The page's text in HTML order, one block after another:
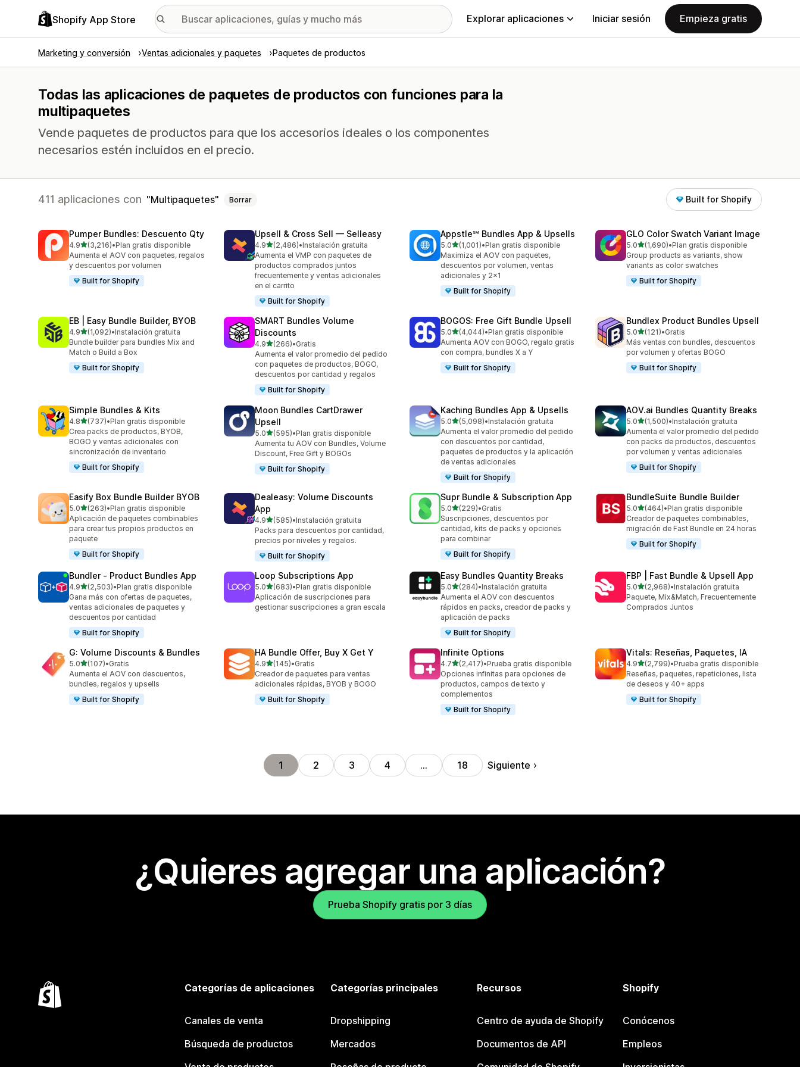
Shopify App Store Explorar aplicaciones Iniciar sesión Empieza gratis
Marketing y conversión Ventas adicionales y paquetes Paquetes de productos
Todas las aplicaciones de paquetes de productos con funciones para la
multipaquetes
Vende paquetes de productos para que los accesorios ideales o los componentes
necesarios estén incluidos en el precio.
411 aplicaciones con Multipaquetes Borrar Built for Shopify
Pumper Bundles: Descuento Qty
4.9de 5 estrellas
(3,216)
3216 reseñas en total
•Plan gratis disponible
Aumenta el AOV con paquetes, regalos
y descuentos por volumen
Built for Shopify
Upsell & Cross Sell — Selleasy
4.9de 5 estrellas
(2,486)
2486 reseñas en total
•Instalación gratuita
Aumenta el VMP con paquetes de
productos comprados juntos
frecuentemente y ventas adicionales
en el carrito
Built for Shopify
Appstle℠ Bundles App & Upsells
5.0de 5 estrellas
(1,001)
1001 reseñas en total
•Plan gratis disponible
Maximiza el AOV con paquetes,
descuentos por volumen, ventas
adicionales y 2x1
Built for Shopify
GLO Color Swatch Variant Image
5.0de 5 estrellas
(1,690)
1690 reseñas en total
•Plan gratis disponible
Group products as variants, show
variants as color swatches
Built for Shopify
EB | Easy Bundle Builder, BYOB
4.9de 5 estrellas
(1,092)
1092 reseñas en total
•Instalación gratuita
Bundle builder para bundles Mix and
Match o Build a Box
Built for Shopify
SMART Bundles Volume
Discounts
4.9de 5 estrellas
(266)
266 reseñas en total
•Gratis
Aumenta el valor promedio del pedido
con paquetes de productos, BOGO,
descuentos por cantidad y regalos
Built for Shopify
BOGOS: Free Gift Bundle Upsell
5.0de 5 estrellas
(4,044)
4044 reseñas en total
•Plan gratis disponible
Aumenta AOV con BOGO, regalo gratis
con compra, bundles X a Y
Built for Shopify
Bundlex Product Bundles Upsell
5.0de 5 estrellas
(121)
121 reseñas en total
•Gratis
Más ventas con bundles, descuentos
por volumen y ofertas BOGO
Built for Shopify
Simple Bundles & Kits
4.8de 5 estrellas
(737)
737 reseñas en total
•Plan gratis disponible
Crea packs de productos, BYOB,
BOGO y ventas adicionales con
sincronización de inventario
Built for Shopify
Moon Bundles CartDrawer
Upsell
5.0de 5 estrellas
(595)
595 reseñas en total
•Plan gratis disponible
Aumenta tu AOV con Bundles, Volume
Discount, Free Gift y BOGOs
Built for Shopify
Kaching Bundles App & Upsells
5.0de 5 estrellas
(5,098)
5098 reseñas en total
•Instalación gratuita
Aumenta el valor promedio del pedido
con descuentos por cantidad,
paquetes de productos y la aplicación
de ventas adicionales
Built for Shopify
AOV.ai Bundles Quantity Breaks
5.0de 5 estrellas
(1,500)
1500 reseñas en total
•Instalación gratuita
Aumenta el valor promedio del pedido
con packs de productos, descuentos
por volumen y ventas adicionales
Built for Shopify
Easify Box Bundle Builder BYOB
5.0de 5 estrellas
(263)
263 reseñas en total
•Plan gratis disponible
Aplicación de paquetes combinables
para crear tus propios productos en
paquete
Built for Shopify
Dealeasy: Volume Discounts
App
4.9de 5 estrellas
(585)
585 reseñas en total
•Instalación gratuita
Packs para descuentos por cantidad,
precios por niveles y regalos.
Built for Shopify
Supr Bundle & Subscription App
5.0de 5 estrellas
(229)
229 reseñas en total
•Gratis
Suscripciones, descuentos por
cantidad, kits de packs y opciones
para combinar
Built for Shopify
BundleSuite Bundle Builder
5.0de 5 estrellas
(464)
464 reseñas en total
•Plan gratis disponible
Creador de paquetes combinables,
migración de Fast Bundle en 24 horas
Built for Shopify
Bundler ‑ Product Bundles App
4.9de 5 estrellas
(2,503)
2503 reseñas en total
•Plan gratis disponible
Gana más con ofertas de paquetes,
ventas adicionales de paquetes y
descuentos por cantidad
Built for Shopify
Loop Subscriptions App
5.0de 5 estrellas
(683)
683 reseñas en total
•Plan gratis disponible
Aplicación de suscripciones para
gestionar suscripciones a gran escala
Easy Bundles Quantity Breaks
5.0de 5 estrellas
(284)
284 reseñas en total
•Instalación gratuita
Aumenta el AOV con descuentos
rápidos en packs, creador de packs y
aplicación de packs
Built for Shopify
FBP | Fast Bundle & Upsell App
5.0de 5 estrellas
(2,968)
2968 reseñas en total
•Instalación gratuita
Paquete, Mix&Match, Frecuentemente
Comprados Juntos
G: Volume Discounts & Bundles
5.0de 5 estrellas
(107)
107 reseñas en total
•Gratis
Aumenta el AOV con descuentos,
bundles, regalos y upsells
Built for Shopify
HA Bundle Offer, Buy X Get Y
4.9de 5 estrellas
(145)
145 reseñas en total
•Gratis
Creador de paquetes para ventas
adicionales rápidas, BYOB y BOGO
Built for Shopify
Infinite Options
4.7de 5 estrellas
(2,417)
2417 reseñas en total
•Prueba gratis disponible
Opciones infinitas para opciones de
productos, campos de texto y
complementos
Built for Shopify
Vitals: Reseñas, Paquetes, IA
4.9de 5 estrellas
(2,799)
2799 reseñas en total
•Prueba gratis disponible
Reseñas, paquetes, repeticiones, lista
de deseos y 40+ apps
Built for Shopify
1 2 3 4 … 18 Siguiente
¿Quieres agregar una aplicación?
Prueba Shopify gratis por 3 días
Categorías de aplicaciones
Canales de venta
Búsqueda de productos
Categorías principales
Dropshipping
Mercados
Recursos
Centro de ayuda de Shopify
Documentos de API
Shopify
Conócenos
Empleos